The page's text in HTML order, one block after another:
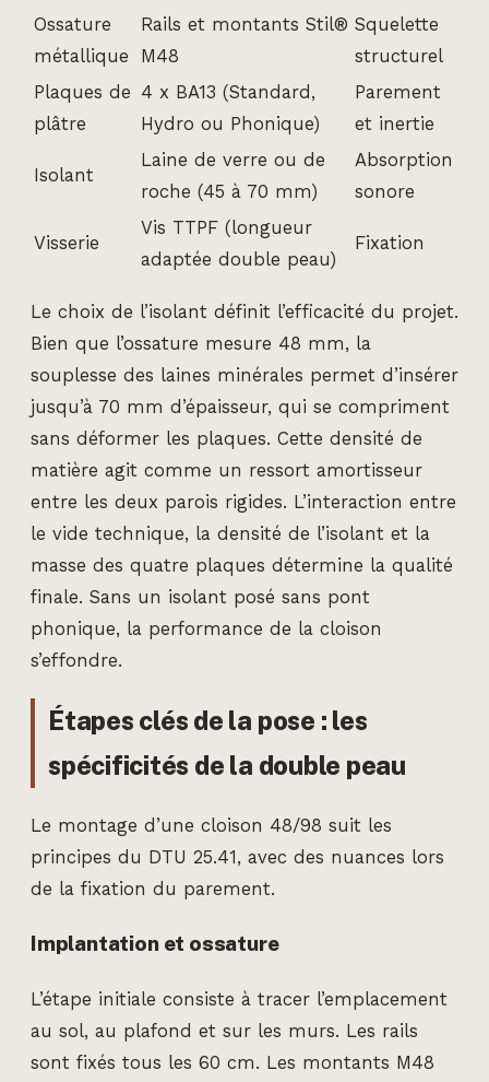
Ossature
métallique
Rails et montants Stil®
M48
Squelette
structurel
Plaques de
plâtre
4 x BA13 (Standard,
Hydro ou Phonique)
Parement
et inertie
Isolant
Laine de verre ou de
roche (45 à 70 mm)
Absorption
sonore
Visserie
Vis TTPF (longueur
adaptée double peau)
Fixation
Le choix de l’isolant définit l’efficacité du projet.
Bien que l’ossature mesure 48 mm, la
souplesse des laines minérales permet d’insérer
jusqu’à 70 mm d’épaisseur, qui se compriment
sans déformer les plaques. Cette densité de
matière agit comme un ressort amortisseur
entre les deux parois rigides. L’interaction entre
le vide technique, la densité de l’isolant et la
masse des quatre plaques détermine la qualité
finale. Sans un isolant posé sans pont
phonique, la performance de la cloison
s’effondre.
Étapes clés de la pose : les
spécificités de la double peau
Le montage d’une cloison 48/98 suit les
principes du DTU 25.41, avec des nuances lors
de la fixation du parement.
Implantation et ossature
L’étape initiale consiste à tracer l’emplacement
au sol, au plafond et sur les murs. Les rails
sont fixés tous les 60 cm. Les montants M48